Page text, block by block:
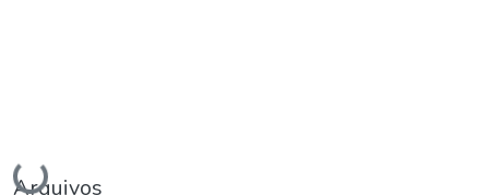
Carregando...
Arquivos